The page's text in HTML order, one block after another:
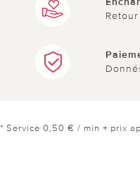
* Service 0,50 € / min + prix